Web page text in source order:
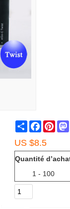
Share
US $8.5
Quantité
1 - 100